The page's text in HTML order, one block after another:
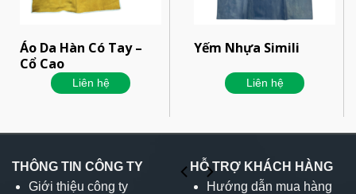
Áo Da Hàn Có Tay –
Cổ Cao
Liên hệ
Yếm Nhựa Simili
Liên hệ
THÔNG TIN CÔNG TY
Giới thiệu công ty
HỖ TRỢ KHÁCH HÀNG
Hướng dẫn mua hàng